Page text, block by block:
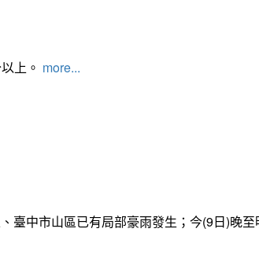
上。​​​ more...
中市山區已有局部豪雨發生；今(9日)晚